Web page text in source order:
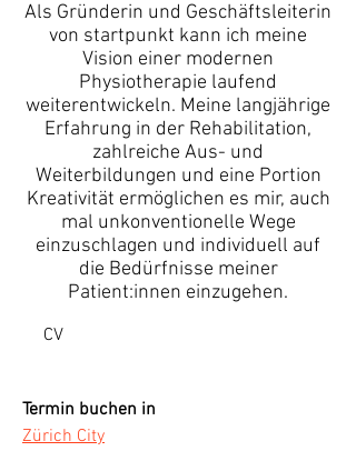
Als Gründerin und Geschäftsleiterin
von startpunkt kann ich meine
Vision einer modernen
Physiotherapie laufend
weiterentwickeln. Meine langjährige
Erfahrung in der Rehabilitation,
zahlreiche Aus- und
Weiterbildungen und eine Portion
Kreativität ermöglichen es mir, auch
mal unkonventionelle Wege
einzuschlagen und individuell auf
die Bedürfnisse meiner
Patient:innen einzugehen.
CV
Termin buchen in
Zürich City